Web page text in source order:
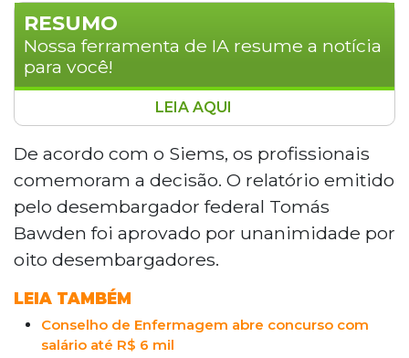
RESUMO
Nossa ferramenta de IA resume a notícia
para você!
O Tribunal Regional do Trabalho da 24ª
Região garantiu o piso nacional da
enfermagem para profissionais do setor
Sul, após ação do Siems (Sindicato de
Enfermagem de Mato Grosso do Sul). A
decisão, que segue a Lei 14.434/2022,
enfermeiros, R$ 3.325,00 para técnicos de
enfermagem e R$ 2.375,00 para auxiliares
de enfermagem, além de um reajuste
LEIA AQUI
De acordo com o Siems, os profissionais
comemoram a decisão. O relatório emitido
pelo desembargador federal Tomás
Bawden foi aprovado por unanimidade por
oito desembargadores.
LEIA TAMBÉM
Conselho de Enfermagem abre concurso com
salário até R$ 6 mil